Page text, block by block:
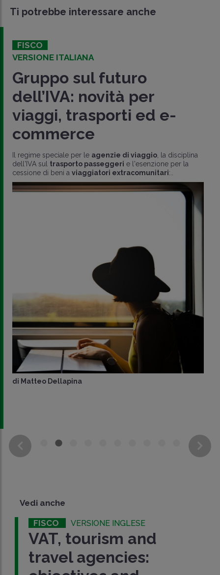
Ti potrebbe interessare anche
FISCO
VERSIONE ITALIANA
Gruppo sul futuro
dell’IVA: novità per
viaggi, trasporti ed e-
commerce
Il regime speciale per le agenzie di viaggio , la disciplina
dell'IVA sul trasporto passeggeri e l'esenzione per la
cessione di beni a viaggiatori extracomunitari:..
di Matteo Dellapina
Vedi anche
FISCO VERSIONE INGLESE
VAT, tourism and
travel agencies: